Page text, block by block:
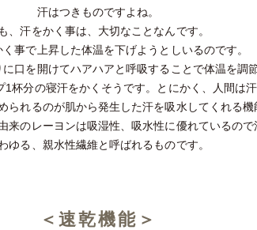
汗はつきものですよね。
、汗をかく事は、大切なことなんです。
く事で上昇した体温を下げようとしいるのです。
口を開けてハアハアと呼吸することで体温を調
杯分の寝汗をかくそうです。とにかく、人間は
られるのが肌から発生した汗を吸水してくれる機
のレーヨンは吸湿性、吸水性に優れているので
ゆる、親水性繊維と呼ばれるものです。
＜速乾機能＞